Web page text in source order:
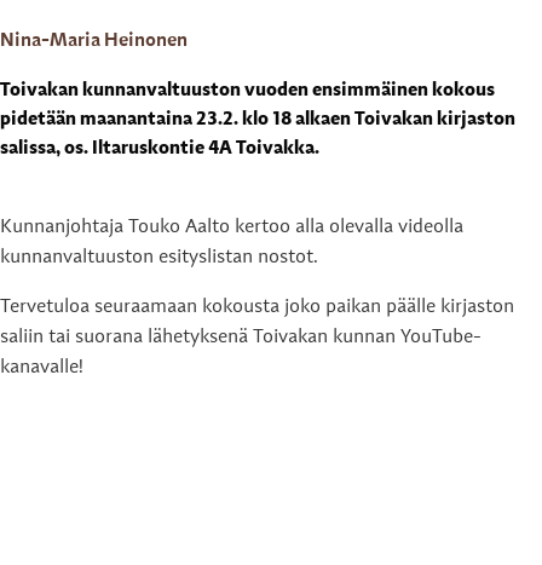
Nina-Maria Heinonen
Toivakan kunnanvaltuuston vuoden ensimmäinen kokous
pidetään maanantaina 23.2. klo 18 alkaen Toivakan kirjaston
salissa, os. Iltaruskontie 4A Toivakka.
Kunnanjohtaja Touko Aalto kertoo alla olevalla videolla
kunnanvaltuuston esityslistan nostot.
Tervetuloa seuraamaan kokousta joko paikan päälle kirjaston
saliin tai suorana lähetyksenä Toivakan kunnan YouTube-
kanavalle!